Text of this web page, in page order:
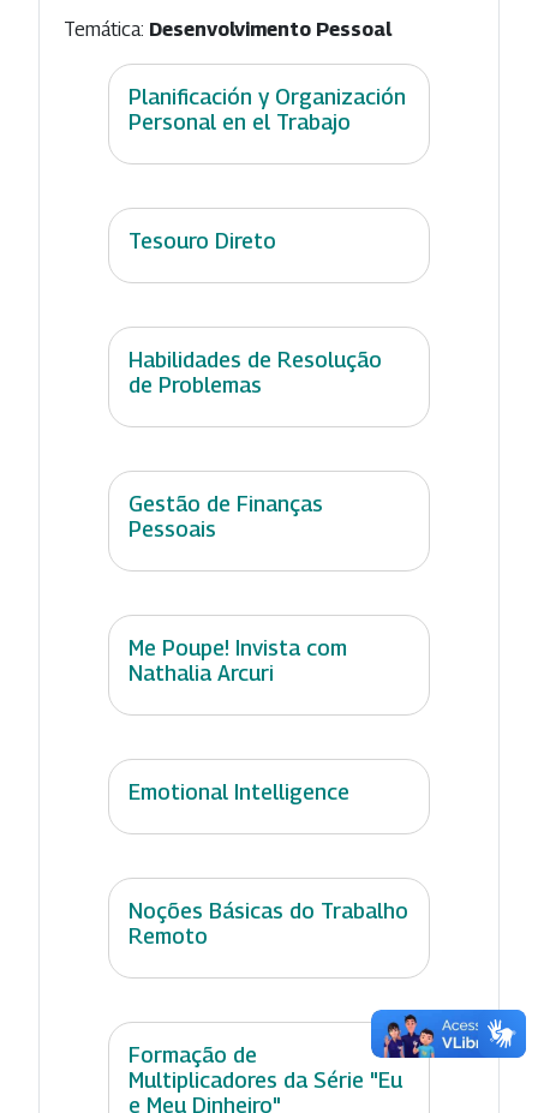
Temática: Desenvolvimento Pessoal
Planificación y Organización
Personal en el Trabajo
Tesouro Direto
Habilidades de Resolução
de Problemas
Gestão de Finanças
Pessoais
Me Poupe! Invista com
Nathalia Arcuri
Emotional Intelligence
Noções Básicas do Trabalho
Remoto
Formação de
Multiplicadores da Série "Eu
e Meu Dinheiro"